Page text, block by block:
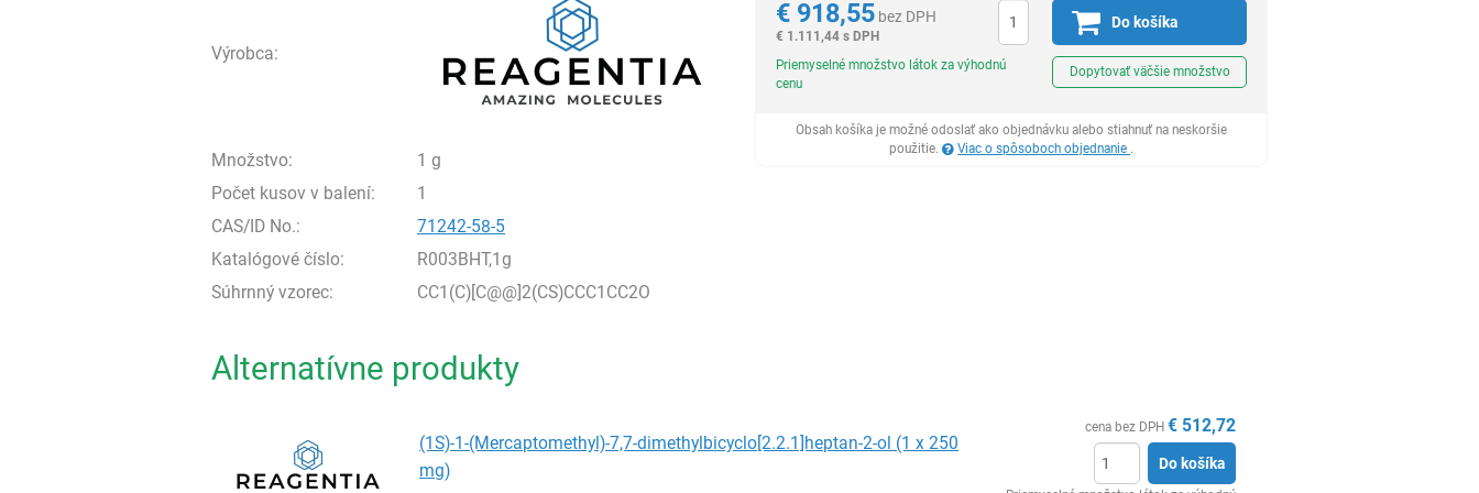
Výrobca:
Množstvo:
1 g
Počet kusov v balení:
1
CAS/ID No.:
71242-58-5
Katalógové číslo:
R003BHT,1g
Súhrnný vzorec:
CC1(C)[C@@]2(CS)CCC1CC2O
€918,55 bez DPH
€ 1.111,44 s DPH
Ks
Do košíka
Priemyselné množstvo látok za výhodnú
cenu
Dopytovať väčšie množstvo
Obsah košíka je možné odoslať ako objednávku alebo stiahnuť na neskoršie
použitie.
Viac o spôsoboch objednanie .
Alternatívne produkty
(1S)-1-(Mercaptomethyl)-7,7-dimethylbicyclo[2.2.1]heptan-2-ol (1 x 250
mg)
cena bez DPH € 512,72
Do košíka